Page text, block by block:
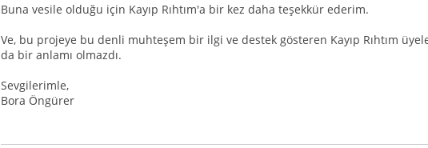
Buna vesile olduğu için Kayıp Rıhtım'a bir kez daha teşekkür ederim.
Ve, bu projeye bu denli muhteşem bir ilgi ve destek gösteren Kayıp Rıhtım
da bir anlamı olmazdı.
Sevgilerimle,
Bora Öngürer